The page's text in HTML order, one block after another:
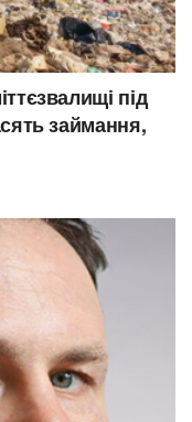
під
займання,